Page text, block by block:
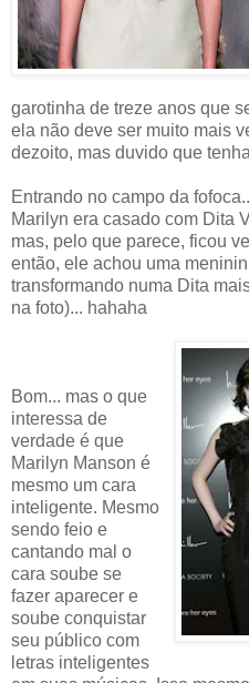
garotinha de treze anos que
ela não deve ser muito mais
dezoito, mas duvido que
Entrando no campo da
Marilyn era casado com Dita
mas, pelo que parece, ficou
então, ele achou uma
transformando numa Dita
na foto)... hahaha
Bom... mas o que
interessa de
verdade é que
Marilyn Manson é
mesmo um cara
inteligente. Mesmo
sendo feio e
cantando mal o
cara soube se
fazer aparecer e
soube conquistar
seu público com
letras inteligentes